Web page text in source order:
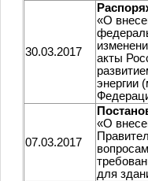
30.03.2017
«О
акты
энергии
07.03.2017
«О
для